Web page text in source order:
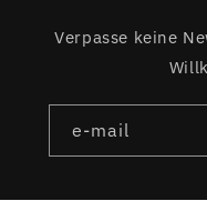
Verpasse keine
e-mail